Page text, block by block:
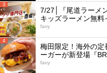
3
7/27│『尾道ラーメ
キッズラーメン無料
favy
4
梅田限定！海外の
ーガーが新登場『
favy